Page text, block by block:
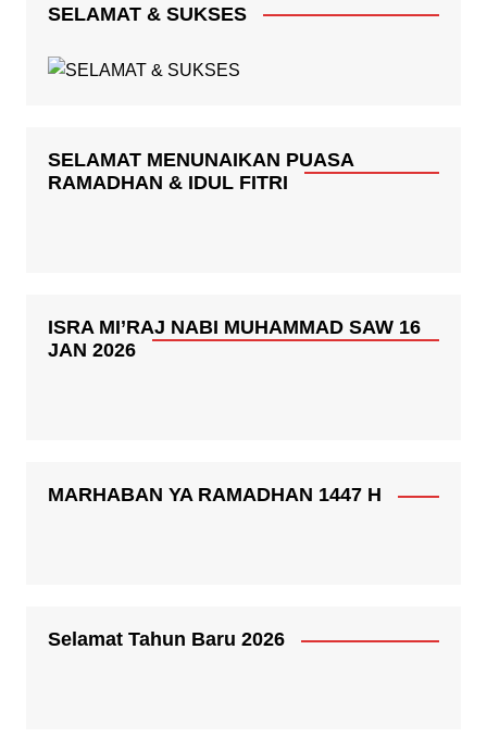
SELAMAT & SUKSES
SELAMAT MENUNAIKAN PUASA
RAMADHAN & IDUL FITRI
ISRA MI’RAJ NABI MUHAMMAD SAW 16
JAN 2026
MARHABAN YA RAMADHAN 1447 H
Selamat Tahun Baru 2026